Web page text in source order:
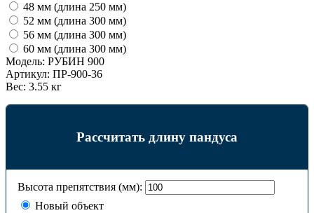
48 мм (длина 250 мм)
52 мм (длина 300 мм)
56 мм (длина 300 мм)
60 мм (длина 300 мм)
Модель: РУБИН 900
Артикул: ПР-900-36
Вес: 3.55 кг
Рассчитать длину пандуса
Высота препятствия (мм):
Новый объект